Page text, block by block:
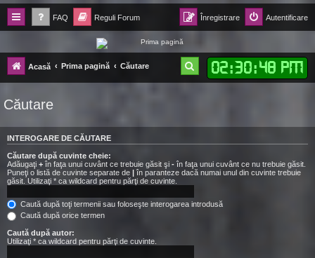
FAQ Reguli Forum Autentificare
Înregistrare
Forum Ecolomania™®
-= Idei pentru viitor =-
Acasă Prima pagină Căutare 02:30:49 PM
ă
Căutare
INTEROGARE DE CĂUTARE
Căutare după cuvinte cheie:
Adăugaţi + în faţa unui cuvânt ce trebuie găsit şi - în faţa unui cuvânt ce nu trebuie găsit.
Puneţi o listă de cuvinte separate de | în paranteze dacă numai unul din cuvinte trebuie
găsit. Utilizaţi * ca wildcard pentru părţi de cuvinte.
Caută după toţi termenii sau foloseşte interogarea introdusă
Caută după orice termen
Caută după autor:
Utilizaţi * ca wildcard pentru părţi de cuvinte.